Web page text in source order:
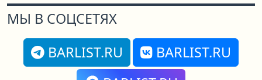
МЫ В СОЦСЕТЯХ
BARLIST.RU
BARLIST.RU